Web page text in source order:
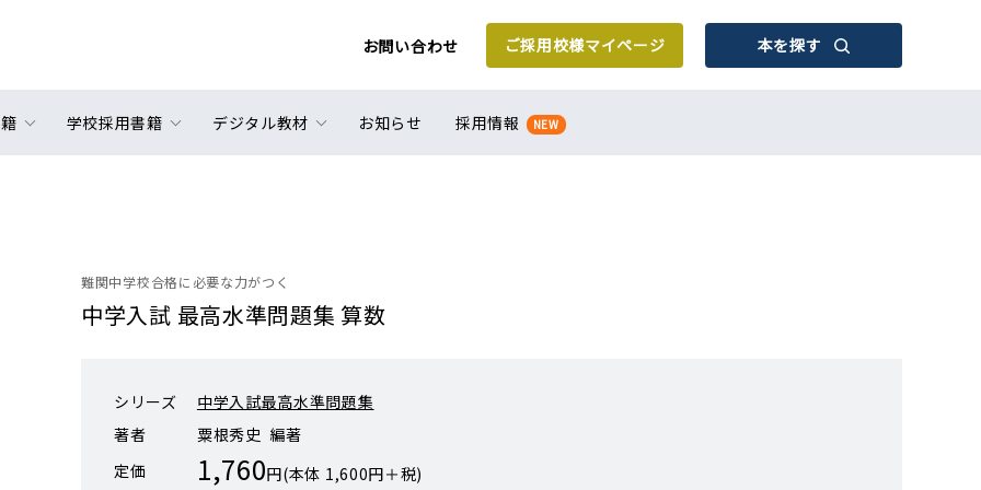
お問い合わせ ご採用校様マイページ 本を探す
学校採用書籍 デジタル教材 お知らせ 採用情報 NEW
難関中学校合格に必要な力がつく
中学入試 最高水準問題集 算数
シリーズ
中学入試最高水準問題集
著者
粟根秀史 編著
定価
1,760円(本体 1,600円＋税)